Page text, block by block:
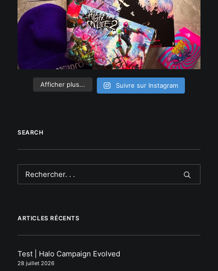
Afficher plus... Suivre sur Instagram
SEARCH
ARTICLES RÉCENTS
Test | Halo Campaign Evolved
28 juillet 2026